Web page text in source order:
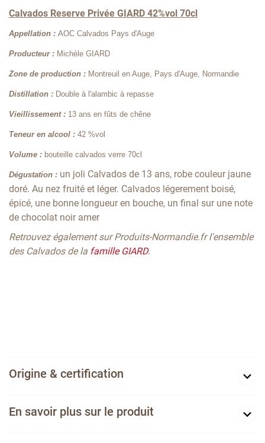
Calvados Reserve Privée GIARD 42%vol 70cl
Appellation : AOC Calvados Pays d'Auge
Producteur : Michèle GIARD
Zone de production : Montreuil en Auge, Pays d'Auge, Normandie
Distillation : Double à l'alambic à repasse
Vieillissement : 13 ans en fûts de chêne
Teneur en alcool : 42 %vol
Volume : bouteille calvados verre 70cl
Dégustation : un joli Calvados de 13 ans, robe couleur jaune
doré. Au nez fruité et léger. Calvados légerement boisé,
épicé, une bonne longueur en bouche, un final sur une note
de chocolat noir amer
Retrouvez également sur Produits-Normandie.fr l'ensemble
des Calvados de la famille GIARD.
Origine & certification
En savoir plus sur le produit